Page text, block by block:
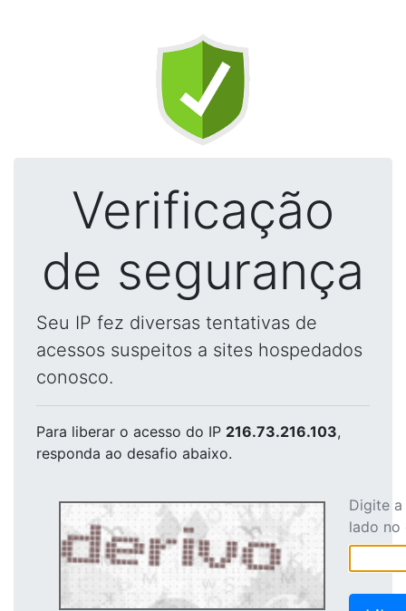
Verificação
de segurança
Seu IP fez diversas tentativas de
acessos suspeitos a sites hospedados
conosco.
Para liberar o acesso do IP 216.73.216.103,
responda ao desafio abaixo.
Digite
lado no